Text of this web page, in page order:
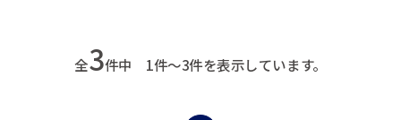
全3件中 1件～3件を表示しています。